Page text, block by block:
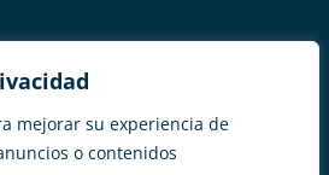
mejorar su experiencia de
o contenidos